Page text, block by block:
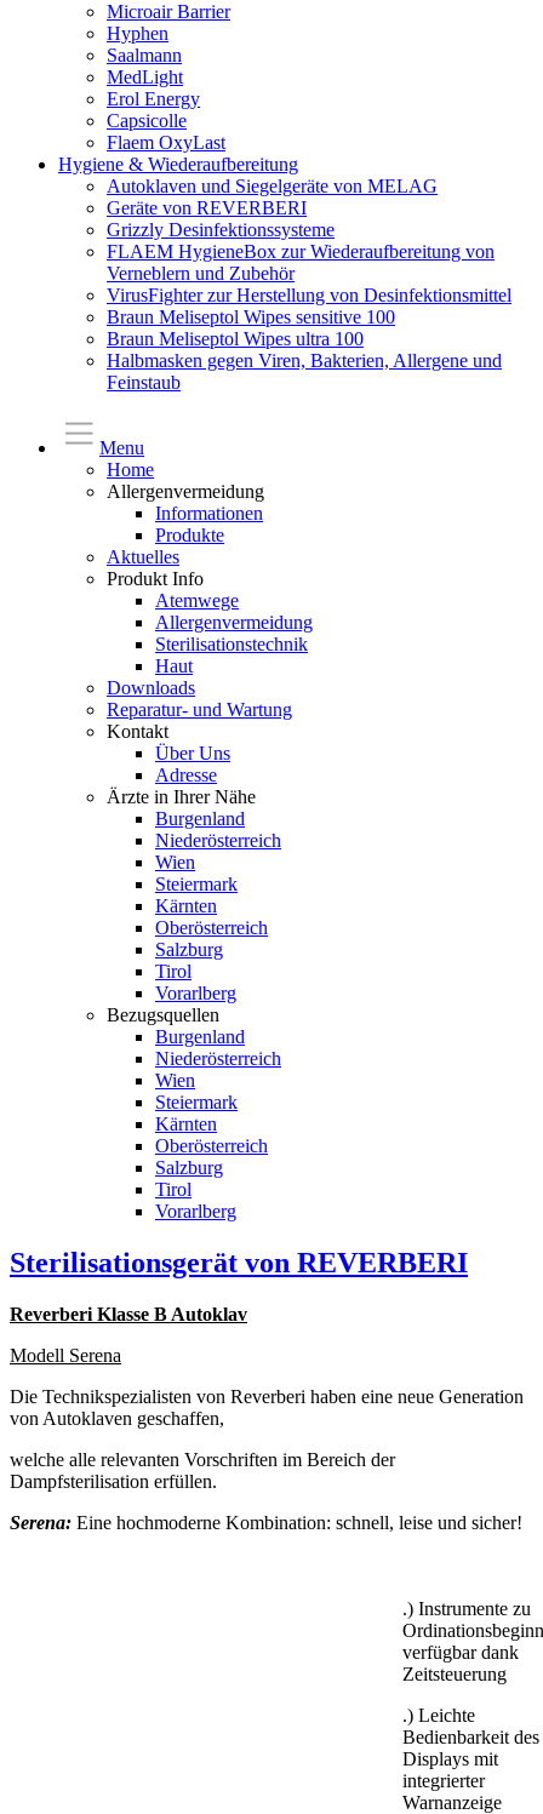
Microair Barrier
Hyphen
Saalmann
MedLight
Erol Energy
Capsicolle
Flaem OxyLast
Hygiene & Wiederaufbereitung
Autoklaven und Siegelgeräte von MELAG
Geräte von REVERBERI
Grizzly Desinfektionssysteme
FLAEM HygieneBox zur Wiederaufbereitung von
Verneblern und Zubehör
VirusFighter zur Herstellung von Desinfektionsmittel
Braun Meliseptol Wipes sensitive 100
Braun Meliseptol Wipes ultra 100
Halbmasken gegen Viren, Bakterien, Allergene und
Feinstaub
Menu
Home
Allergenvermeidung
Informationen
Produkte
Aktuelles
Produkt Info
Atemwege
Allergenvermeidung
Sterilisationstechnik
Haut
Downloads
Reparatur- und Wartung
Kontakt
Über Uns
Adresse
Ärzte in Ihrer Nähe
Burgenland
Niederösterreich
Wien
Steiermark
Kärnten
Oberösterreich
Salzburg
Tirol
Vorarlberg
Bezugsquellen
Burgenland
Niederösterreich
Wien
Steiermark
Kärnten
Oberösterreich
Salzburg
Tirol
Vorarlberg
Sterilisationsgerät von REVERBERI
Reverberi Klasse B Autoklav
Modell Serena
Die Technikspezialisten von Reverberi haben eine neue Generation
von Autoklaven geschaffen,
welche alle relevanten Vorschriften im Bereich der
Dampfsterilisation erfüllen.
Serena: Eine hochmoderne Kombination: schnell, leise und sicher!
.) Instrumente zu
Ordinationsbeginn
verfügbar dank
Zeitsteuerung
.) Leichte
Bedienbarkeit des
Displays mit
integrierter
Warnanzeige